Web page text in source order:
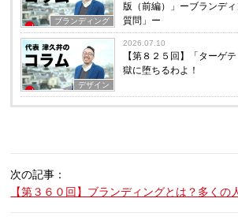
ブランディング
版（前編）」ーブランデ
質問」ー
デザイン
2026.07.10
【第８２５回】「ターゲ
獄に堕ちるわよ！
次の記事：
【第３６０回】ブランディングとは？多くの